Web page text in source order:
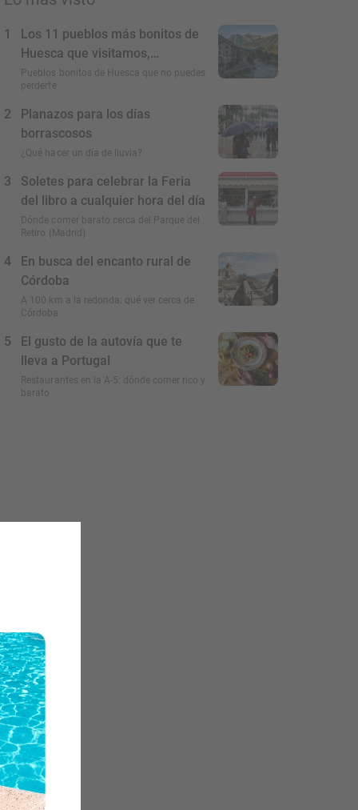
1
Los 11 pueblos más bonitos de
Huesca que visitamos,
conocemos y amamos
Pueblos bonitos de Huesca que no puedes
perderte
2
Planazos para los días
borrascosos
¿Qué hacer un día de lluvia?
3
Soletes para celebrar la Feria
del libro a cualquier hora del día
Dónde comer barato cerca del Parque del
Retiro (Madrid)
4
En busca del encanto rural de
Córdoba
A 100 km a la redonda: qué ver cerca de
Córdoba
5
El gusto de la autovía que te
lleva a Portugal
Restaurantes en la A-5: dónde comer rico y
barato